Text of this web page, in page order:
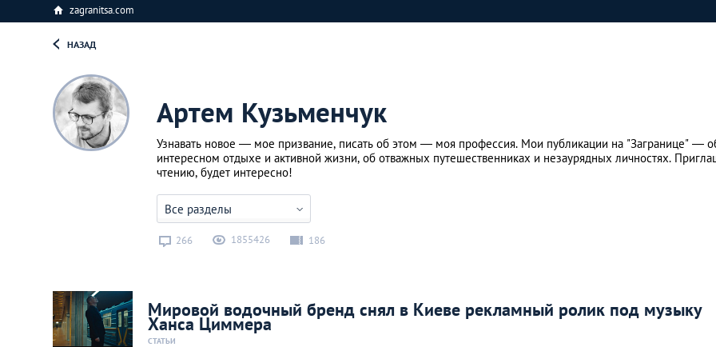
zagranitsa.com
НАЗАД
Артем Кузьменчук
Узнавать новое — мое призвание, писать об этом — моя профессия. Мои публикации на "Загранице" —
интересном отдыхе и активной жизни, об отважных путешественниках и незаурядных личностях.
чтению, будет интересно!
Все разделы
266 1855426 186
Мировой водочный бренд снял в Киеве рекламный ролик под музыку
Ханса Циммера
СТАТЬИ